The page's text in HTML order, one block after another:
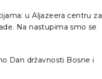
u Aljazeera centru za
Na nastupima smo se
Dan državnosti Bosne i